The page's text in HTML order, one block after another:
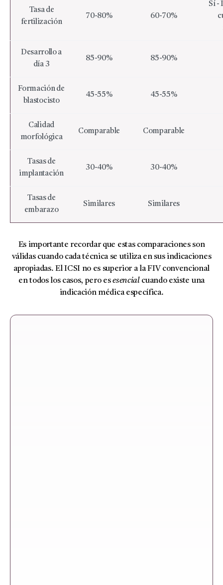
Tasa de
fertilización
70-80% 60-70%
Sí -
Desarrollo a
día 3
85-90% 85-90%
Formación de
blastocisto
45-55% 45-55%
Calidad
morfológica
Comparable Comparable
Tasas de
implantación
30-40% 30-40%
Tasas de
embarazo
Similares Similares
Es importante recordar que estas comparaciones son
válidas cuando cada técnica se utiliza en sus indicaciones
apropiadas. El ICSI no es superior a la FIV convencional
en todos los casos, pero esesencialcuando existe una
indicación médica específica.